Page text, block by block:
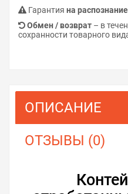
Гарантия на
Обмен / возврат – в
сохранности товарного
ОПИСАНИЕ
ОТЗЫВЫ (0)